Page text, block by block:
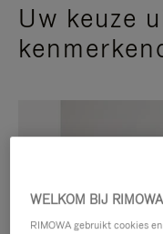
Uw keuze
WELKOM BIJ
RIMOWA gebruikt cookies